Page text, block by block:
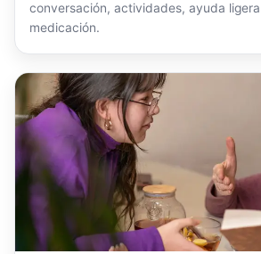
conversación, actividades, ayuda
medicación.